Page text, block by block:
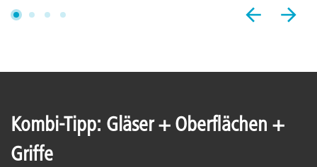
Kombi-Tipp: Gläser + Oberflächen +
Griffe